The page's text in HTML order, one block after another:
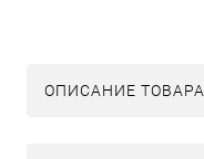
ОПИСАНИЕ ТОВАРА